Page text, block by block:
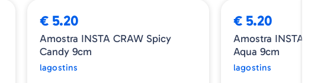
€ 5.20
Amostra INSTA CRAW Spicy
Candy 9cm
lagostins
€ 5.20
Amostra INSTA
Aqua 9cm
lagostins